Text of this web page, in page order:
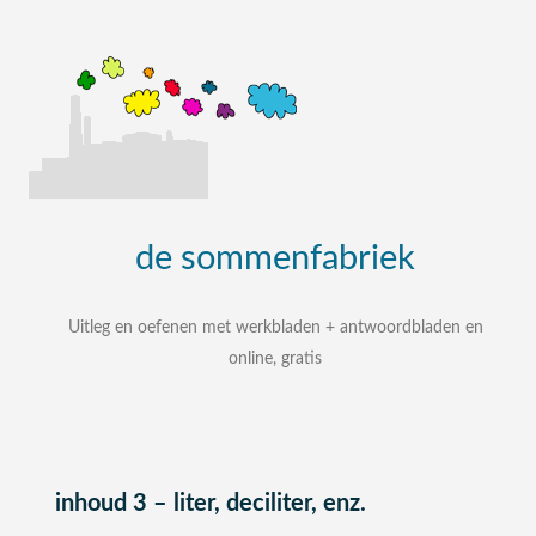
de sommenfabriek
Uitleg en oefenen met werkbladen + antwoordbladen en
online, gratis
inhoud 3 – liter, deciliter, enz.